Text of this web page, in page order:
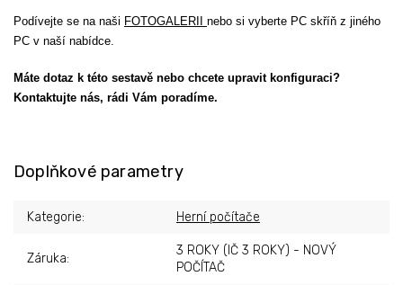
Podívejte se na naši FOTOGALERII nebo si vyberte PC skříň z jiného
PC v naší nabídce.
Máte dotaz k této sestavě nebo chcete upravit konfiguraci?
Kontaktujte nás, rádi Vám poradíme.
Doplňkové parametry
Kategorie: Herní počítače
Záruka:
3 ROKY (IČ 3 ROKY) - NOVÝ
POČÍTAČ